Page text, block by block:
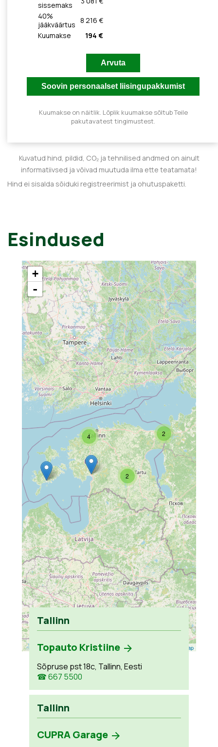
sissemaks
40%
jääkväärtus 8 216 €
Kuumakse
194 €
Kuumakse on näitlik. Lõplik kuumakse sõltub Teile
pakutavatest tingimustest.
Kuvatud hind, pildid, CO₂ ja tehnilised andmed on ainult
informatiivsed ja võivad muutuda ilma ette teatamata!
Hind ei sisalda sõiduki registreerimist ja ohutuspaketti.
Esindused
2
2
4
+
-
Leaflet OpenStreetMap
Tallinn
Topauto Kristiine
Sõpruse pst 18c, Tallinn, Eesti
☎ 667 5500
Tallinn
CUPRA Garage